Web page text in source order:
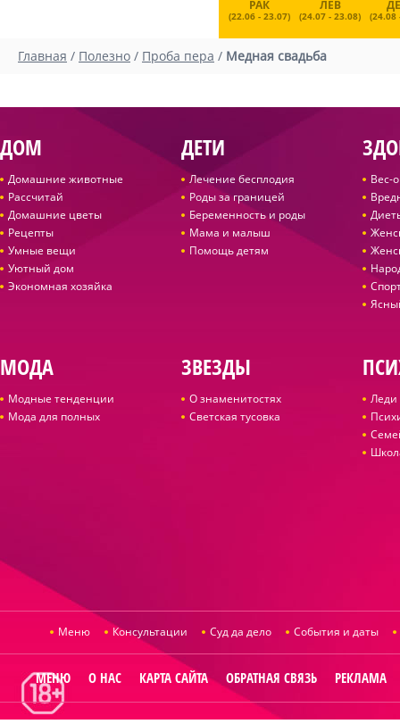
РАК
(22.06 - 23.07)
ЛЕВ
(24.07 - 23.08) (24.08
Главная / Полезно / Проба пера / Медная свадьба
ДОМ
Домашние животные
Рассчитай
Домашние цветы
Рецепты
Умные вещи
Уютный дом
Экономная хозяйка
ДЕТИ
Лечение бесплодия
Роды за границей
Беременность и роды
Мама и малыш
Помощь детям
Вес-
МОДА
Модные тенденции
Мода для полных
ЗВЕЗДЫ
О знаменитостях
Светская тусовка
Леди
Меню Консультации Суд да дело События и даты
МЕНЮ О НАС КАРТА САЙТА ОБРАТНАЯ СВЯЗЬ РЕКЛАМА